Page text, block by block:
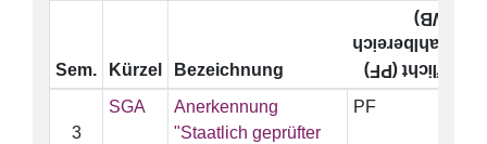
Sem. Kürzel Bezeichnung Pflicht (PF)
Wahlbereich
(WB)
3
SGA
Anerkennung
"Staatlich geprüfter
PF